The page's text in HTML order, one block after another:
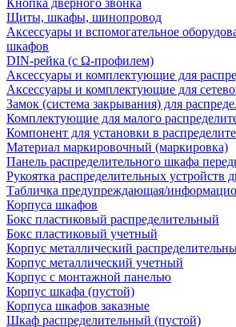
Кнопка дверного звонка
Щиты, шкафы, шинопровод
Аксессуары и вспомогательное
шкафов
DIN-рейка (с Ω-профилем)
Аксессуары и комплектующие для
Аксессуары и комплектующие для
Замок (система закрывания) для
Комплектующие для малого
Компонент для установки в
Материал маркировочный (маркировка)
Панель распределительного шкафа
Рукоятка распределительных устройств
Табличка предупреждающая/
Корпуса шкафов
Бокс пластиковый распределительный
Бокс пластиковый учетный
Корпус металлический
Корпус металлический учетный
Корпус с монтажной панелью
Корпус шкафа (пустой)
Корпуса шкафов заказные
Шкаф распределительный (пустой)